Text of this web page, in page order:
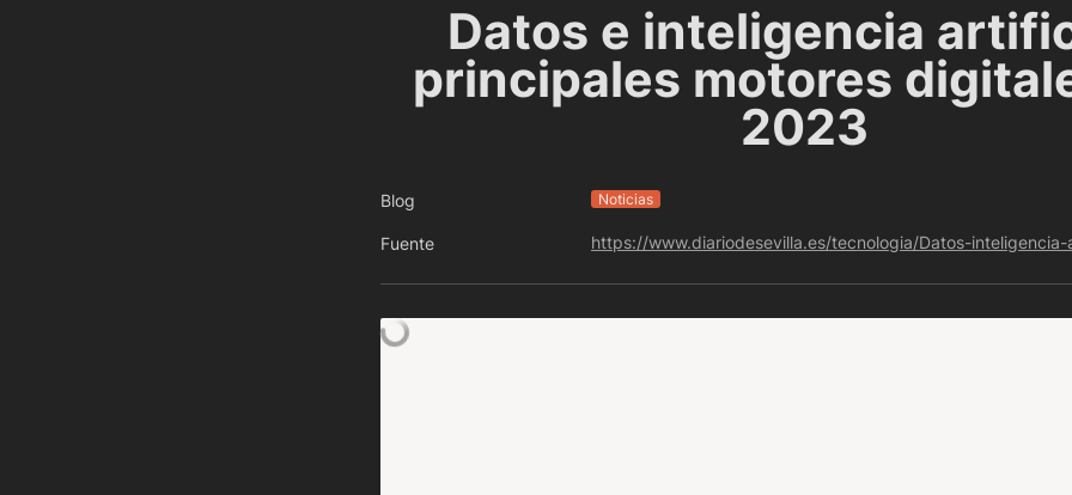
Datos e inteligencia
principales motores
2023
Blog Noticias
Fuente